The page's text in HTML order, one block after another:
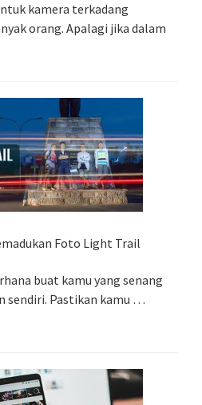
kamera terkadang
orang. Apalagi jika dalam
Foto Light Trail
buat kamu yang senang
Pastikan kamu …